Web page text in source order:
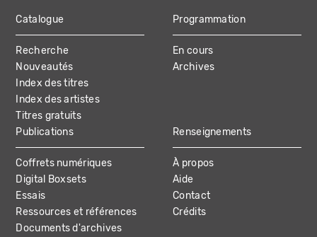
MAIN
NAVIGATION
Catalogue
Recherche
Nouveautés
Index des titres
Index des artistes
Titres gratuits
Programmation
En cours
Archives
Publications
Coffrets numériques
Digital Boxsets
Essais
Ressources et références
Documents d'archives
Renseignements
À propos
Aide
Contact
Crédits